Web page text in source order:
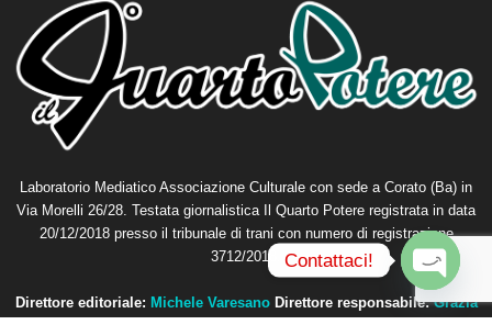
Laboratorio Mediatico Associazione Culturale con sede a Corato (Ba) in
Via Morelli 26/28. Testata giornalistica Il Quarto Potere registrata in data
20/12/2018 presso il tribunale di trani con numero di registrazione
3712/2018.
Direttore editoriale: Michele Varesano Direttore responsabile:Grazia
Contattaci!
O